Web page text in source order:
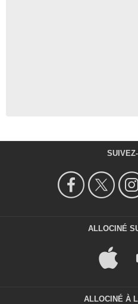
ALLOCINÉ
ALLOCINÉ À